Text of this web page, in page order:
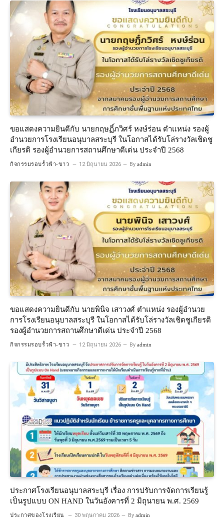
ขอแสดงความยินดีกับ นายกฤษฏิ์ภวิศร์ หงษ์ร่อน ตำแหน่ง รองผู้
อำนวยการโรงเรียนอนุบาลสระบุรี ในโอกาสได้รับโล่รางวัลเชิดชู
เกียรติ รองผู้อำนวยการสถานศึกษาดีเด่น ประจำปี 2568
กิจกรรมรอบรั้วฟ้า-ขาว 12 มิถุนายน 2026 By admin
ขอแสดงความยินดีกับ นายพินิจ เสาวงศ์ ตำแหน่ง รองผู้อำนวย
การโรงเรียนอนุบาลสระบุรี ในโอกาสได้รับโล่รางวัลเชิดชูเกียรติ
รองผู้อำนวยการสถานศึกษาดีเด่น ประจำปี 2568
กิจกรรมรอบรั้วฟ้า-ขาว 12 มิถุนายน 2026 By admin
ประกาศโรงเรียนอนุบาลสระบุรี เรื่อง การปรับการจัดการเรียนรู้
เป็นรูปแบบ ON HAND ในวันอังคารที่ 2 มิถุนายน พ.ศ. 2569
ประกาศของโรงเรียน 30 พฤษภาคม 2026 By admin